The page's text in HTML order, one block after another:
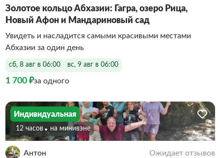
Золотое кольцо Абхазии: Гагра, озеро Рица,
Новый Афон и Мандариновый сад
Увидеть и насладится самыми красивыми местами
Абхазии за один день
сб, 8 авг в 06:00 вс, 9 авг в 06:00
1 700 ₽за одного
Индивидуальная
12 часов На минивэне
Антон Ожидает отзывов